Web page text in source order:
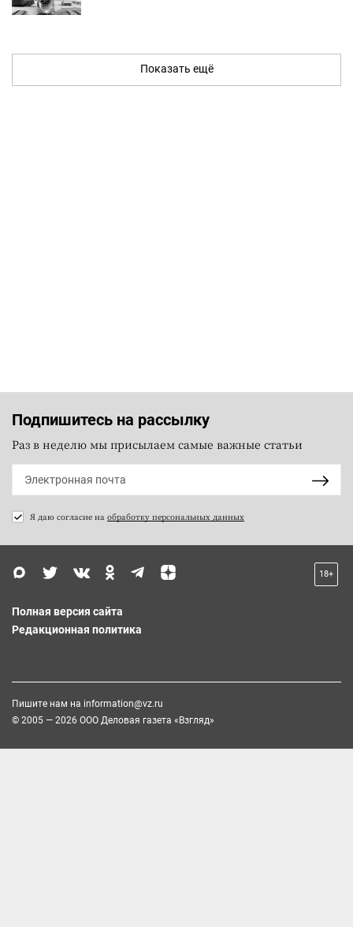
Показать ещё
Подпишитесь на рассылку
Раз в неделю мы присылаем самые важные статьи
Я даю согласие на обработку персональных данных
18+
Полная версия сайта
Редакционная политика
Пишите нам на information@vz.ru
© 2005 — 2026 ООО Деловая газета «Взгляд»